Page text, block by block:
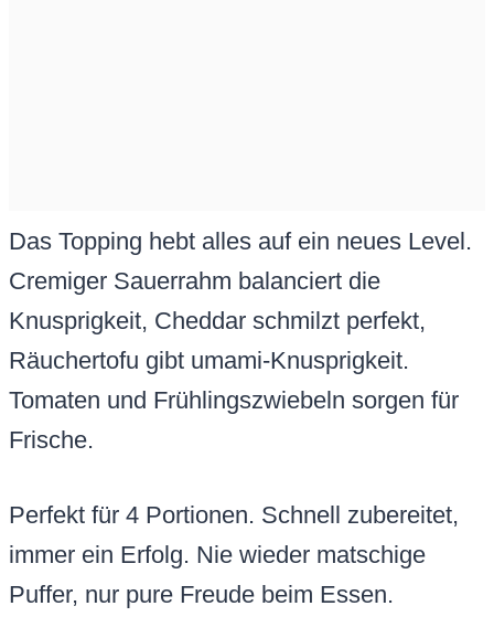
Das Topping hebt alles auf ein neues Level.
Cremiger Sauerrahm balanciert die
Knusprigkeit, Cheddar schmilzt perfekt,
Räuchertofu gibt umami-Knusprigkeit.
Tomaten und Frühlingszwiebeln sorgen für
Frische.
Perfekt für 4 Portionen. Schnell zubereitet,
immer ein Erfolg. Nie wieder matschige
Puffer, nur pure Freude beim Essen.